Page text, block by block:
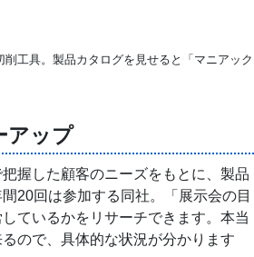
工具。製品カタログを見せると「マニアック
アップ
握した顧客のニーズをもとに、製品
20回は参加する同社。「展示会の目
ているかをリサーチできます。本当
ので、具体的な状況が分かります